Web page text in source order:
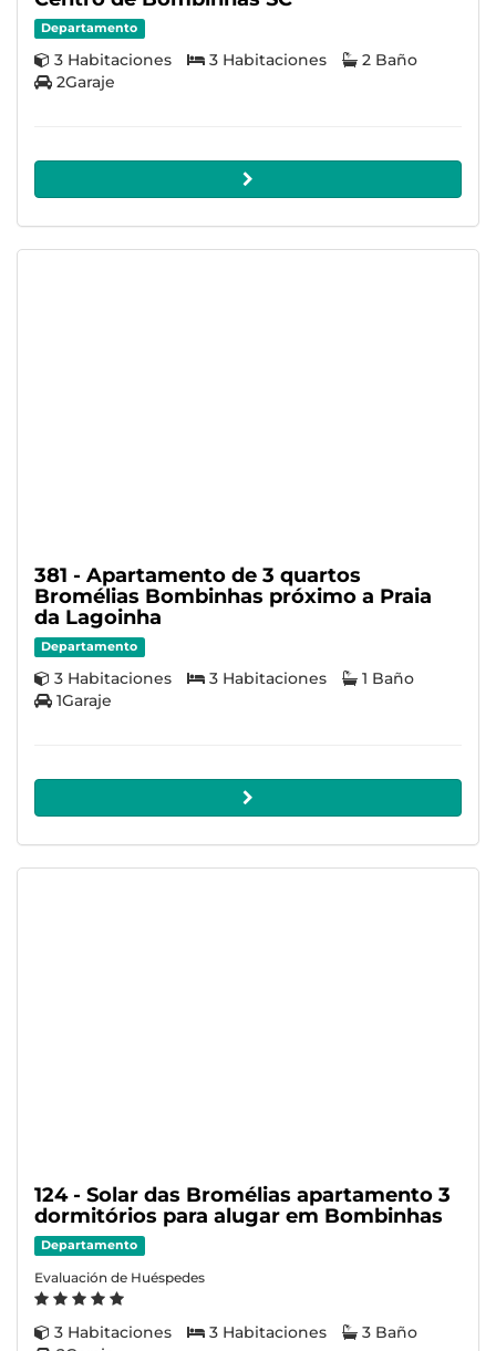
Departamento
3 Habitaciones 3 Habitaciones
2 Baño
2Garaje
381 - Apartamento de 3 quartos
Bromélias Bombinhas próximo a Praia
da Lagoinha
Departamento
3 Habitaciones 3 Habitaciones
1 Baño
1Garaje
124 - Solar das Bromélias apartamento 3
dormitórios para alugar em Bombinhas
Departamento
Evaluación de Huéspedes
3 Habitaciones 3 Habitaciones
3 Baño